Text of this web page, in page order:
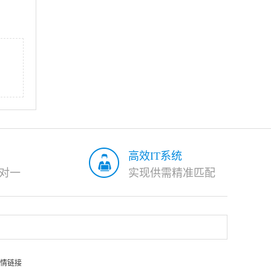
一
高效IT系统
实现供需精准匹配
链接